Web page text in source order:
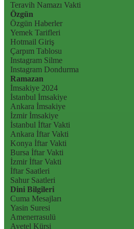
Teravih Namazı Vakti
Özgün
Özgün Haberler
Yemek Tarifleri
Hotmail Giriş
Çarpım Tablosu
Instagram Silme
Instagram Dondurma
Ramazan
İmsakiye 2024
İstanbul İmsakiye
Ankara İmsakiye
İzmir İmsakiye
İstanbul İftar Vakti
Ankara İftar Vakti
Konya İftar Vakti
Bursa İftar Vakti
İzmir İftar Vakti
İftar Saatleri
Sahur Saatleri
Dini Bilgileri
Cuma Mesajları
Yasin Suresi
Amenerrasulü
Ayetel Kürsi